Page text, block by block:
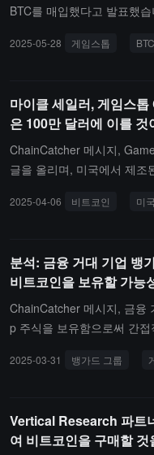
BTC를 매입했다고 발표했
2025-05-28 게임스톱 BTC
마이클 세일러, 게임스
은 100만 달러에 이를 것
ChainCatcher 메시지,
글을 올리며, 미국에서 제조
chael Saylor는 "미국에서 제
트코인이 회복력을 제공한
"거래자들은 그들이 팔 수
지 않는다"고 덧붙였습니다.
2025-04-06 비트코인 미
분석: 금융 거대 기업 뱅
비트코인을 보유할 가능
ChainCatcher 메시지, 금융
p 주식을 보유함으로써 간
최근 비트코인 전략으로 전
보수적인 태도를 유지해왔
이 강하고 내재 가치가 부족
2025-03-31 뱅가드 그룹
Vertical Research 파트
여 비트코인을 구매할